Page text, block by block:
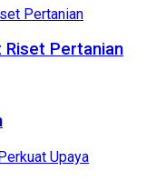
Riset Pertanian